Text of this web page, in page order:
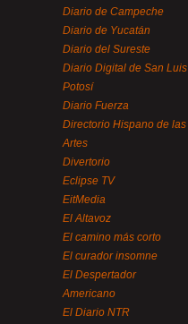
Diario de Campeche
Diario de Yucatán
Diario del Sureste
Diario Digital de San Luis
Potosí
Diario Fuerza
Directorio Hispano de las
Artes
Divertorio
Eclipse TV
EitMedia
El Altavoz
El camino más corto
El curador insomne
El Despertador
Americano
El Diario NTR